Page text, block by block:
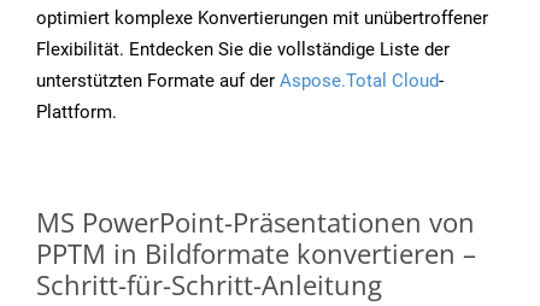
optimiert komplexe Konvertierungen mit unübertroffener
Flexibilität. Entdecken Sie die vollständige Liste der
unterstützten Formate auf der Aspose.Total Cloud-
Plattform.
MS PowerPoint-Präsentationen von
PPTM in Bildformate konvertieren –
Schritt-für-Schritt-Anleitung